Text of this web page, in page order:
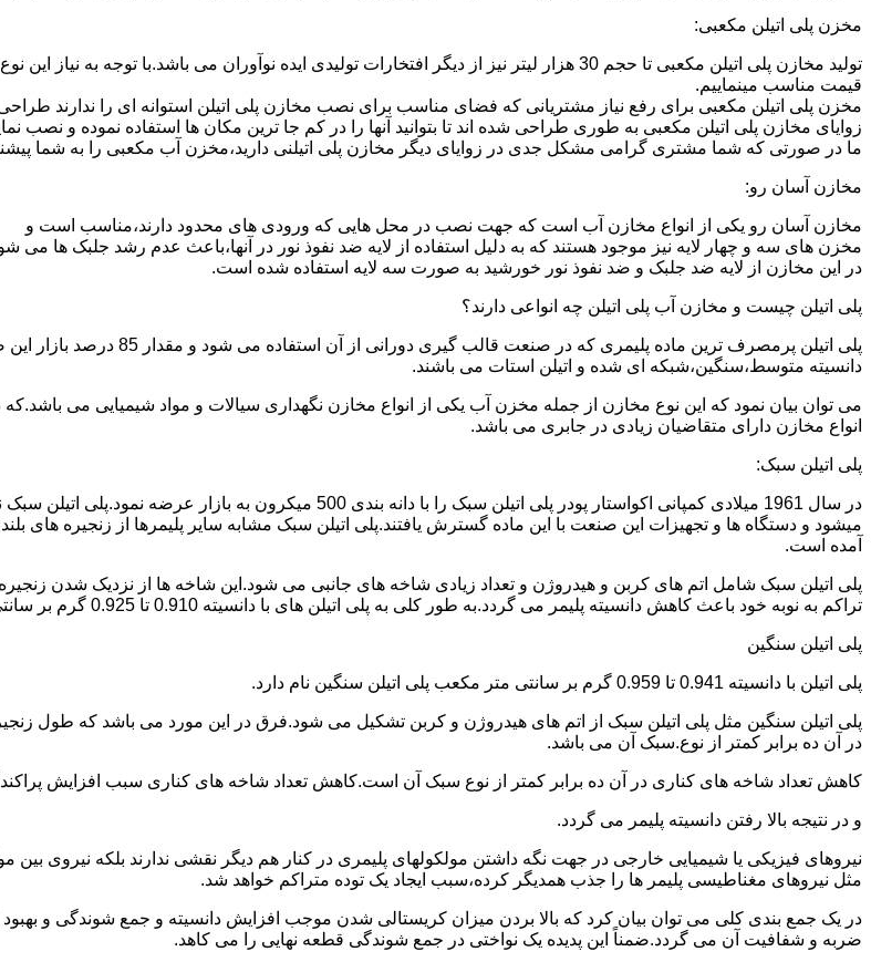
مخزن پلی اتیلن مکعبی:
تولید مخازن پلی اتیلن مکعبی تا حجم 30 هزار لیتر نیز از دیگر افتخارات تولیدی ایده نوآوران می
قیمت مناسب مینماییم.
مخزن پلی اتیلن مکعبی برای رفع نیاز مشتریانی که فضای مناسب برای نصب مخازن پلی اتیلن استوانه ای را ندارند
زوایای مخازن پلی اتیلن مکعبی به طوری طراحی شده اند تا بتوانید آنها را در کم جا ترین مکان ها استفاده نموده و نصب
ما در صورتی که شما مشتری گرامی مشکل جدی در زوایای دیگر مخازن پلی اتیلنی دارید،مخزن آب مکعبی را به شما
مخازن آسان رو:
مخازن آسان رو یکی از انواع مخازن آب است که جهت نصب در محل هایی که ورودی های محدود دارند،مناسب است و
مخزن های سه و چهار لایه نیز موجود هستند که به دلیل استفاده از لایه ضد نفوذ نور در آنها،باعث عدم رشد جلبک ها
در این مخازن از لایه ضد جلبک و ضد نفوذ نور خورشید به صورت سه لایه استفاده شده است.
پلی اتیلن چیست و مخازن آب پلی اتیلن چه انواعی دارند؟
پلی اتیلن پرمصرف ترین ماده
دانسیته متوسط،سنگین،شبکه ای شده و اتیلن استات می باشند.
می توان بیان نمود که این نوع مخازن از جمله مخزن آب یکی از انواع مخازن نگهداری سیالات و مواد شیمیایی می
انواع مخازن دارای متقاضیان زیادی در جابری می باشد.
پلی اتیلن سبک:
در سال 1961 میلادی کمپانی اکواستار پودر پلی اتیلن سبک را با
میشود و دستگاه ها و تجهیزات این صنعت با این ماده گسترش یافتند.پلی اتیلن سبک مشابه سایر پلیمرها از زنجیره های
آمده است.
پلی اتیلن سبک شامل اتم های کربن و هیدروژن و تعداد زیادی شاخه های جانبی می شود.این شاخه ها از نزدیک شدن
تراکم به نوبه خود باعث کاهش دانسیته پلیمر می گردد.به طور کلی به پلی اتیلن های با دانسیته 0.910 تا 0.925 گرم بر سانتی متر مکعب،پلی اتیلن سبک میتوان گفت.
پلی اتیلن سنگین
پلی اتیلن با دانسیته 0.941 تا 0.959 گرم بر سانتی متر مکعب پلی اتیلن سنگین نام دارد.
در آن ده برابر کمتر از نوع.سبک آن می باشد.
کاهش تعداد شاخه های کناری در آن ده برابر کمتر از نوع سبک آن است.کاهش تعداد شاخه های کناری سبب افزایش
و در نتیجه بالا رفتن دانسیته پلیمر می گردد.
نیروهای فیزیکی یا شیمیایی خارجی در جهت نگه داشتن مولکولهای پلیمری در کنار هم دیگر نقشی ندارند بلکه نیروی بین
مثل نیروهای مغناطیسی پلیمر ها را جذب همدیگر کرده،سبب ایجاد یک توده متراکم خواهد شد.
در یک جمع بندی کلی می توان بیان کرد که بالا بردن میزان کریستالی شدن موجب افزایش دانسیته و جمع شوندگی و
ضربه و شفافیت آن می گردد.ضمناً این پدیده یک نواختی در جمع شوندگی قطعه نهایی را می کاهد.